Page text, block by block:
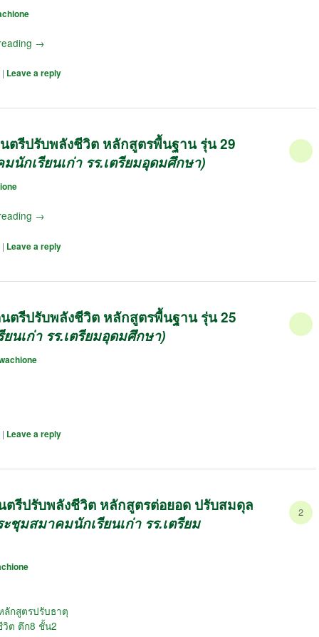
→
| Leave a reply
ตรีปรับพลังชีวิต หลักสูตรพื้นฐาน รุ่น 29
นักเรียนเก่า รร.เตรียมอุดมศึกษา)
→
| Leave a reply
ตรีปรับพลังชีวิต หลักสูตรพื้นฐาน รุ่น 25
นเก่า รร.เตรียมอุดมศึกษา)
| Leave a reply
ตรีปรับพลังชีวิต หลักสูตรต่อยอด ปรับสมดุล
ชุมสมาคมนักเรียนเก่า รร.เตรียม
2
กสูตรปรับธาตุ
ต ตึก8 ชั้น2